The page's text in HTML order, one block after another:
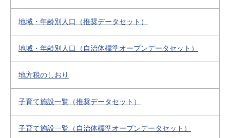
地域・年齢別人口（推奨データセット）
地域・年齢別人口（自治体標準オープンデータセット）
地方税のしおり
子育て施設一覧（推奨データセット）
子育て施設一覧（自治体標準オープンデータセット）